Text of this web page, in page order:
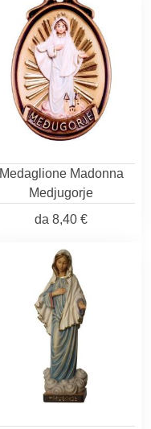
Medaglione Madonna
Medjugorje
da 8,40 €